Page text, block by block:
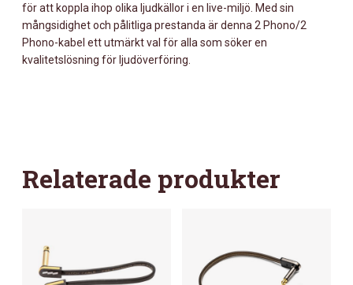
för att koppla ihop olika ljudkällor i en live-miljö. Med sin
mångsidighet och pålitliga prestanda är denna 2 Phono/2
Phono-kabel ett utmärkt val för alla som söker en
kvalitetslösning för ljudöverföring.
Relaterade produkter